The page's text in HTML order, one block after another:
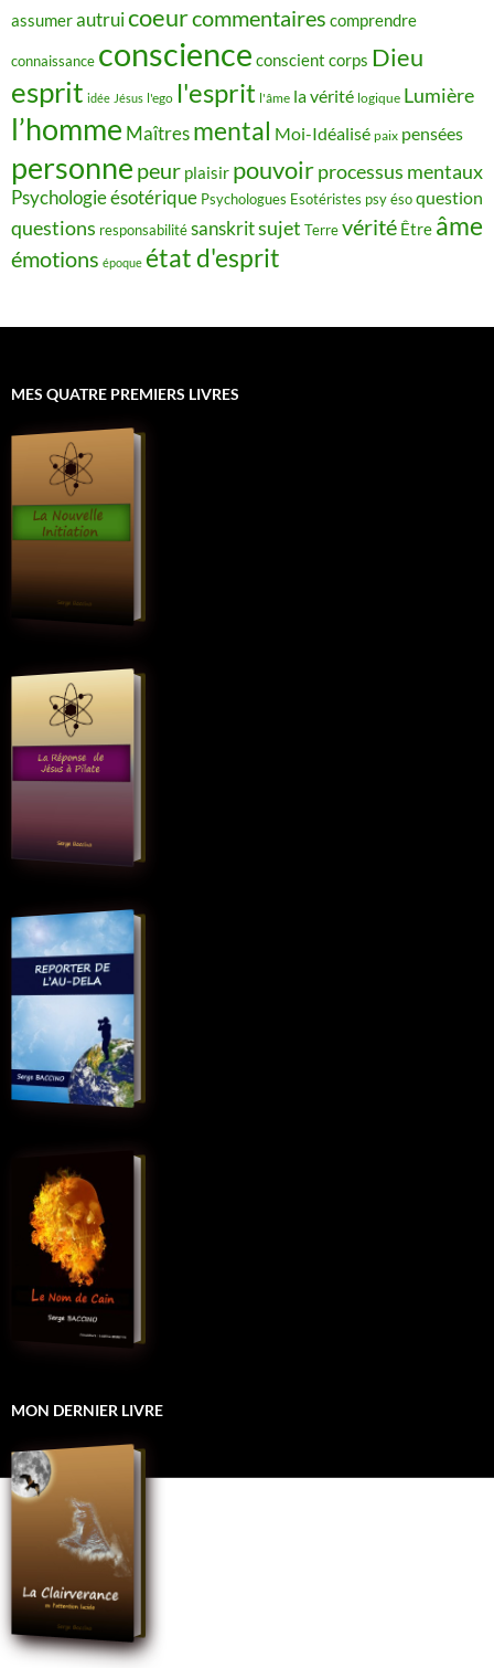
assumerautruicoeurcommentaires comprendre
connaissance conscience conscient corps Dieu
esprit idée Jésus l'ego l'esprit l'âme la vérité logique Lumière
l’homme Maîtres mental Moi-Idéalisé paix pensées
personne peur plaisir pouvoirprocessus mentaux
Psychologie ésotérique Psychologues Esotéristes psy ésoquestion
questions responsabilitésanskritsujet Terrevérité Être âme
émotions époque état d'esprit
MES QUATRE PREMIERS LIVRES
MON DERNIER LIVRE